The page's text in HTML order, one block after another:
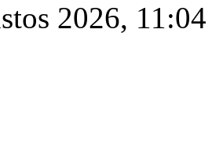
2026, 11:04